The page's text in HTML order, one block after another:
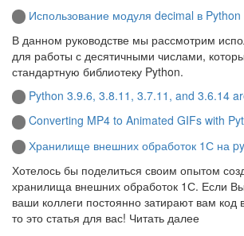
Использование модуля decimal в Python
В данном руководстве мы рассмотрим
для работы с десятичными числами,
стандартную библиотеку Python.
Python 3.9.6, 3.8.11, 3.7.11, and 3.6.14
Converting MP4 to Animated GIFs with
Хранилище внешних обработок 1С на
Хотелось бы поделиться своим опытом
хранилища внешних обработок 1С. Если
ваши коллеги постоянно затирают вам код
то это статья для вас! Читать далее